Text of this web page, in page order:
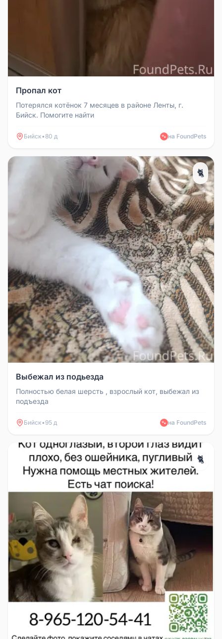
Пропал кот
Потерялся котëнок 7 месяцев в районе Ленты, г.
Бийск. Помогите найти
Бийск• 80 д 🐾 на FoundPets
🐈
Выбежал из подьезда
Полностью белая шерсть , взрослый кот, выбежал из
подъезда
Бийск• 95 д 🐾 на FoundPets
🐈